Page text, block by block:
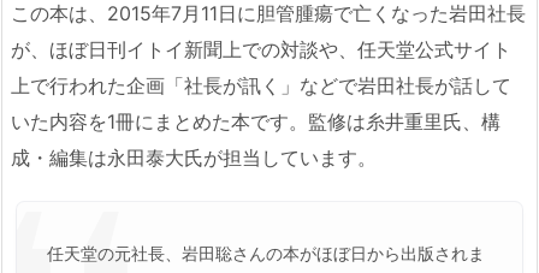
この本は、2015年7月11日に胆管腫瘍で亡くなった岩田社長
が、ほぼ日刊イトイ新聞上での対談や、任天堂公式サイト
上で行われた企画「社長が訊く」などで岩田社長が話して
いた内容を1冊にまとめた本です。監修は糸井重里氏、構
成・編集は永田泰大氏が担当しています。
任天堂の元社長、岩田聡さんの本がほぼ日から出版されま